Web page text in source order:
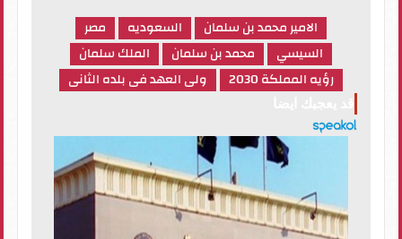
الامير محمد بن سلمان السعوديه
مصر
السيسي
محمد بن سلمان
الملك سلمان
رؤيه المملكة 2030
ولى العهد فى بلده الثانى